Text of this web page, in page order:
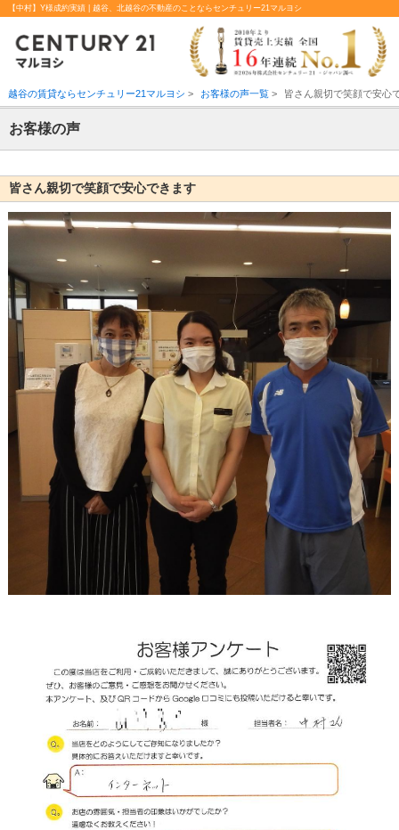
【中村】Y様成約実績 | 越谷、北越谷の不動産のことならセンチュリー21マルヨシ
越谷の賃貸ならセンチュリー21マルヨシ > お客様の声一覧> 皆さん親切で笑顔で安心
お客様の声
皆さん親切で笑顔で安心できます